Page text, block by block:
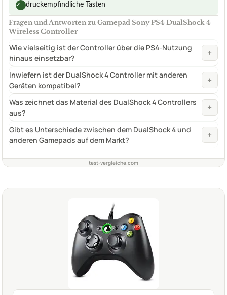
✓ druckempfindliche Tasten
Fragen und Antworten zu Gamepad Sony PS4 DualShock 4
Wireless Controller
Wie vielseitig ist der Controller über die PS4-Nutzung
hinaus einsetzbar?
+
Inwiefern ist der DualShock 4 Controller mit anderen
Geräten kompatibel?
+
Was zeichnet das Material des DualShock 4 Controllers
aus?
+
Gibt es Unterschiede zwischen dem DualShock 4 und
anderen Gamepads auf dem Markt?
+
test-vergleiche.com